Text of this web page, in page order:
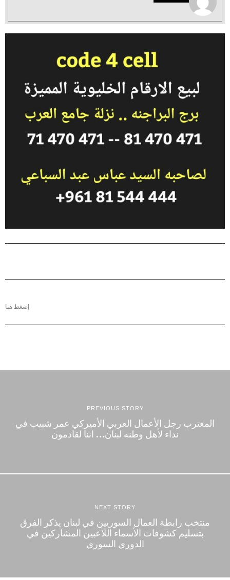
إضغط هنا
PREVIOUS STORY
‎المغترب رجل الأعمال العربي الأميركي عمر شبيب في
نداء لأهل وطنه لبنان… اننا لقادمون
NEXT STORY
منتخب رابطة العمال السوريين في لبنان يذكر الفرق
بتسليم كشوفات الأسماء اللاعبين المشاركين في
الدوري السوري